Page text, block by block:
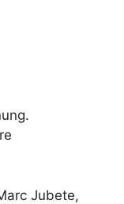
Jubete,